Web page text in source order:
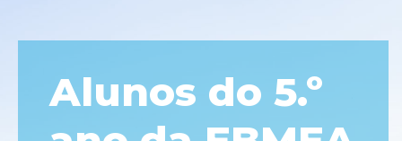
Alunos do 5.º